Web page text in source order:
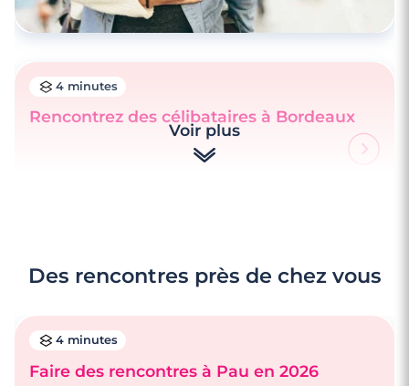
4 minutes
Rencontrez des célibataires à Bordeaux
Voir plus
Des rencontres près de chez vous
4 minutes
Faire des rencontres à Pau en 2026